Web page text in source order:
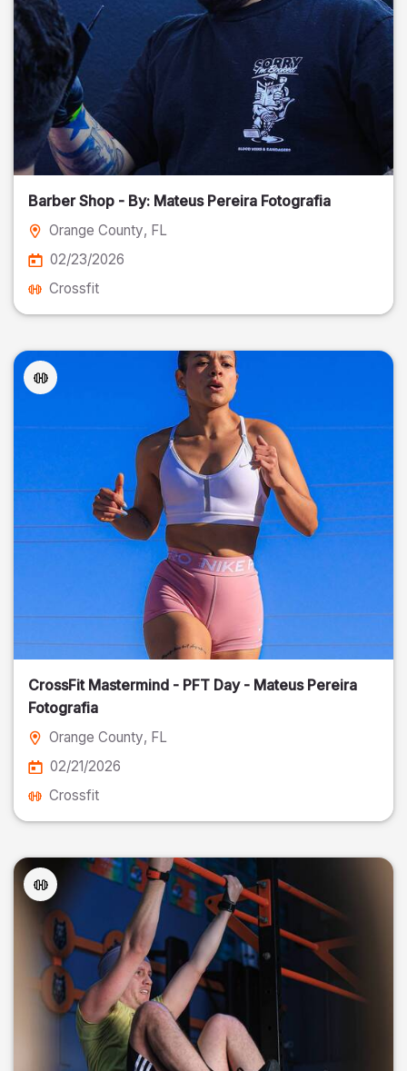
Barber Shop - By: Mateus Pereira Fotografia
Orange County, FL
02/23/2026
Crossfit
CrossFit Mastermind - PFT Day - Mateus Pereira
Fotografia
Orange County, FL
02/21/2026
Crossfit